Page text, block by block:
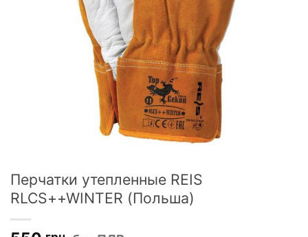
Перчатки утепленные REIS
RLCS++WINTER (Польша)